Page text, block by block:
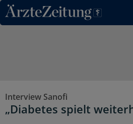
Direkt zum Inhaltsbereich
Interview Sanofi
„Diabetes spielt